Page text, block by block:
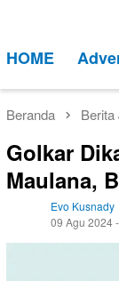
kontenMobile
HOME
Beranda
Golkar
Maulana,
Evo Kusnady
09 Agu 2024